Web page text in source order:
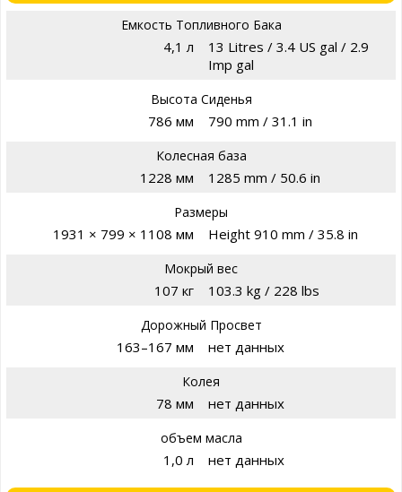
Емкость Топливного Бака
4,1 л
13 Litres / 3.4 US gal / 2.9
Imp gal
Высота Сиденья
786 мм 790 mm / 31.1 in
Колесная база
1228 мм 1285 mm / 50.6 in
Размеры
1931 × 799 × 1108 мм Height 910 mm / 35.8 in
Мокрый вес
107 кг 103.3 kg / 228 lbs
Дорожный Просвет
163–167 мм нет данных
Колея
78 мм нет данных
объем масла
1,0 л нет данных